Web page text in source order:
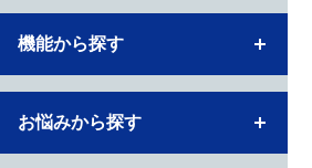
機能から探す
お悩みから探す